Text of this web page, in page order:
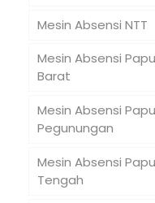
Mesin Absensi NTT
Mesin Absensi
Barat
Mesin Absensi
Pegunungan
Mesin Absensi
Tengah